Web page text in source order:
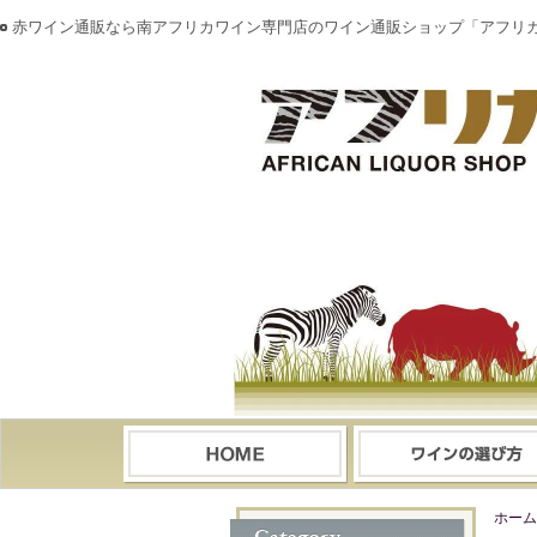
赤ワイン通販なら南アフリカワイン専門店のワイン通販ショップ「アフリ
ホーム